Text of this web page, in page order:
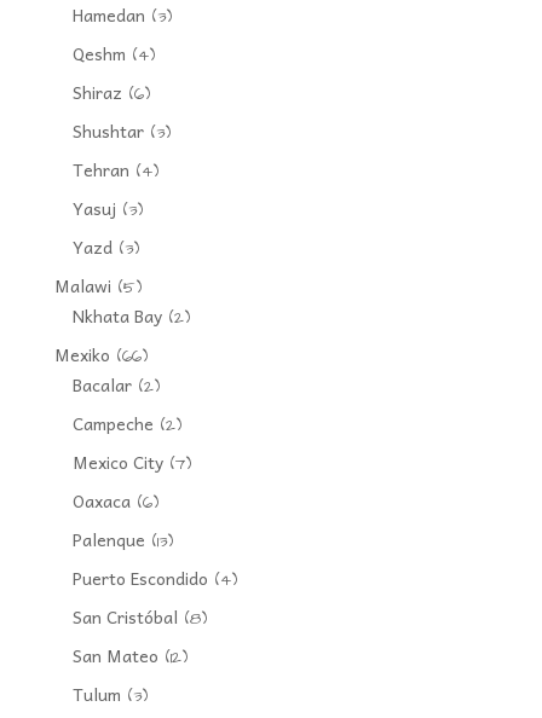
Hamedan (3)
Qeshm (4)
Shiraz (6)
Shushtar(3)
Tehran (4)
Yasuj (3)
Yazd(3)
Malawi (5)
Nkhata Bay(2)
Mexiko (66)
Bacalar(2)
Campeche (2)
Mexico City(7)
Oaxaca(6)
Palenque (13)
Puerto Escondido (4)
San Cristóbal (8)
San Mateo (12)
Tulum (3)